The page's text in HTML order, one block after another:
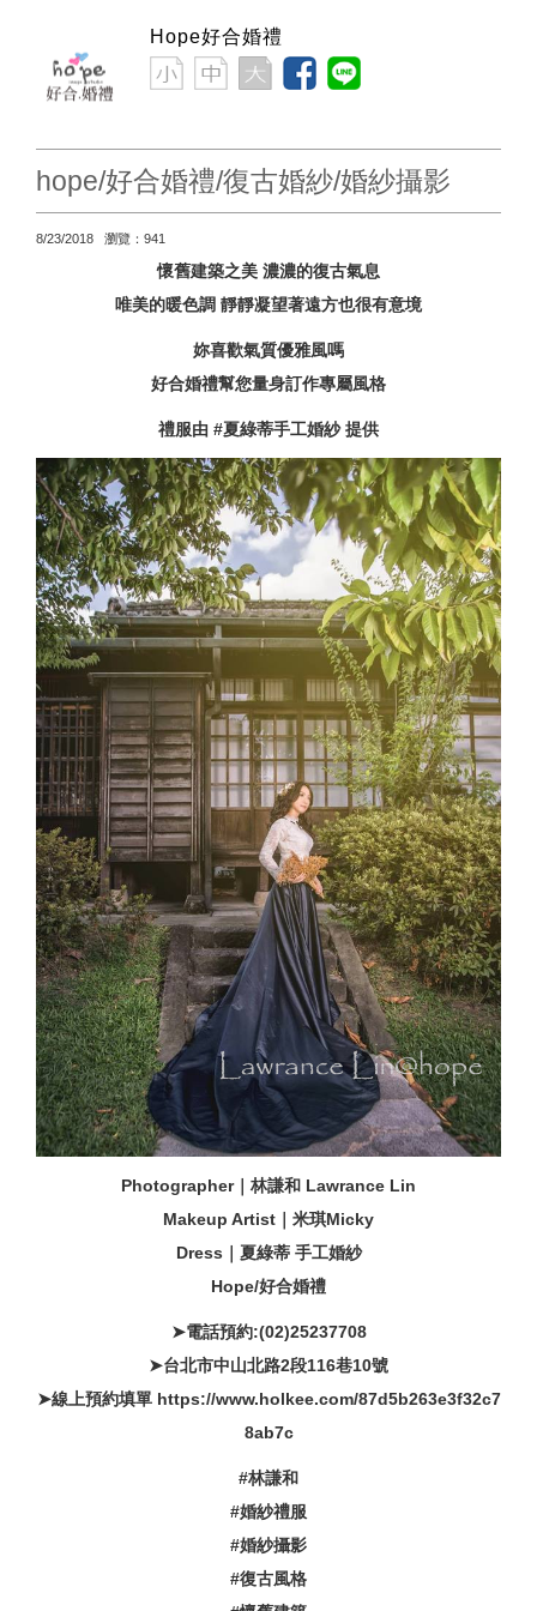
Hope好合婚禮
hope/好合婚禮/復古婚紗/婚紗攝影
8/23/2018 瀏覽：941
懷舊建築之美 濃濃的復古氣息
唯美的暖色調 靜靜凝望著遠方也很有意境
妳喜歡氣質優雅風嗎
好合婚禮幫您量身訂作專屬風格
禮服由 #夏綠蒂手工婚紗 提供
Photographer｜林謙和 Lawrance Lin
Makeup Artist｜米琪Micky
Dress｜夏綠蒂 手工婚紗
Hope/好合婚禮
➤電話預約:(02)25237708
➤台北市中山北路2段116巷10號
➤線上預約填單 https://www.holkee.com/87d5b263e3f32c7
8ab7c
#林謙和
#婚紗禮服
#婚紗攝影
#復古風格